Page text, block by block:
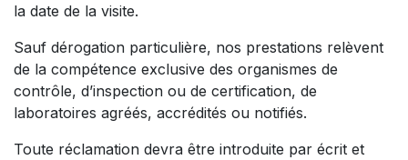
la date de la visite.
Sauf dérogation particulière, nos prestations relèvent
de la compétence exclusive des organismes de
contrôle, d’inspection ou de certification, de
laboratoires agréés, accrédités ou notifiés.
Toute réclamation devra être introduite par écrit et